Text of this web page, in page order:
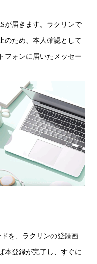
が届きます。ラクリンで
のため、本人確認として
フォンに届いたメッセー
を、ラクリンの登録画
本登録が完了し、すぐに